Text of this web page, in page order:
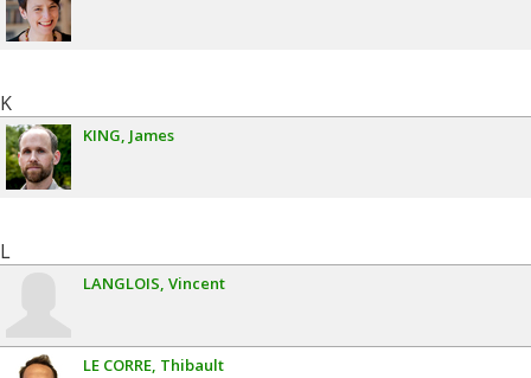
K
KING James
L
LANGLOIS Vincent
LE CORRE Thibault